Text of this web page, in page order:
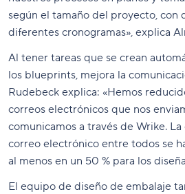
según el tamaño del proyecto, con
diferentes cronogramas», explica
Al tener tareas que se crean
los blueprints, mejora la
Rudebeck explica: «Hemos
correos electrónicos que nos
comunicamos a través de Wrike.
correo electrónico entre todos se
al menos en un 50 % para los
El equipo de diseño de embalaje